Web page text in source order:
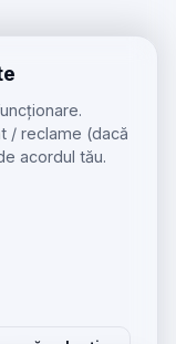
/ reclame (dacă
acordul tău.